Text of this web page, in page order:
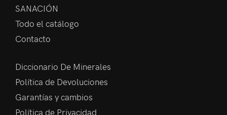
SANACIÓN
Todo el catálogo
Contacto
Diccionario De Minerales
Política de Devoluciones
Garantías y cambios
Política de Privacidad